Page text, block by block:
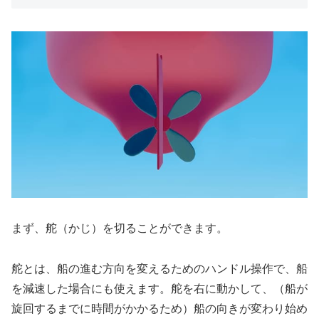
まず、舵（かじ）を切ることができます。
舵とは、船の進む方向を変えるためのハンドル操作で、船
を減速した場合にも使えます。舵を右に動かして、（船が
旋回するまでに時間がかかるため）船の向きが変わり始め